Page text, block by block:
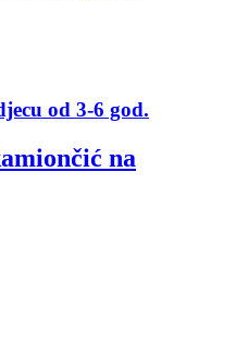
od 3-6 god.
na